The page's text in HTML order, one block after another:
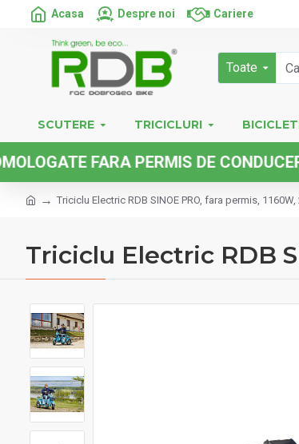
Acasa Despre noi Cariere
Toate
SCUTERE TRICICLURI
FARA PERMIS DE CONDUCERE
Triciclu Electric RDB SINOE PRO, fara permis,
Triciclu Electric RDB